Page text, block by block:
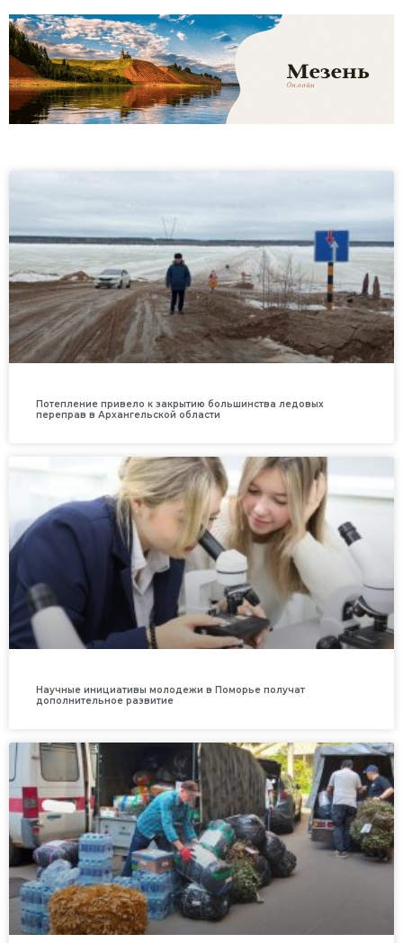
Потепление привело к закрытию большинства ледовых
переправ в Архангельской области
Научные инициативы молодежи в Поморье получат
дополнительное развитие